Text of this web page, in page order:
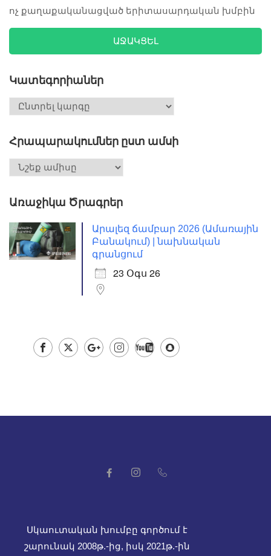
ոչ քաղաքականացված երիտասարդական խմբին
ԱՋԱԿՑԵԼ
Կատեգորիաներ
Հրապարակումներ ըստ ամսի
Առաջիկա Ծրագրեր
Արալեզ ճամբար 2026 (Ամառային
Բանակում) | նախնական
գրանցում
23 Օգս 26
Սկաուտական խումբը գործում է
շարունակ 2008թ.-ից, իսկ 2021թ.-ին